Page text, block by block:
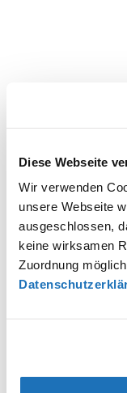
Diese Webseite
Wir verwenden
unsere Webseite
ausgeschlossen,
keine wirksamen
Zuordnung